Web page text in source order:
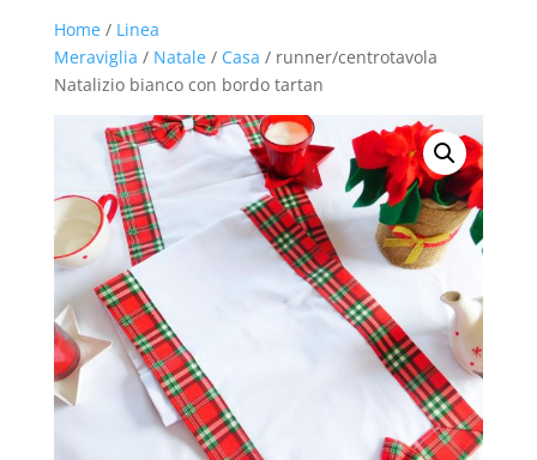
Home/ Linea
Meraviglia / Natale/ Casa / runner/centrotavola
Natalizio bianco con bordo tartan